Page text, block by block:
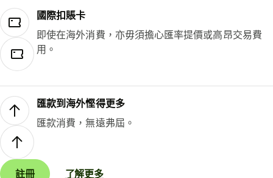
國際扣賬卡
即使在海外消費，亦毋須擔心匯率提價或高昂交易費
用。
匯款到海外慳得更多
匯款消費，無遠弗屆。
註冊 了解更多